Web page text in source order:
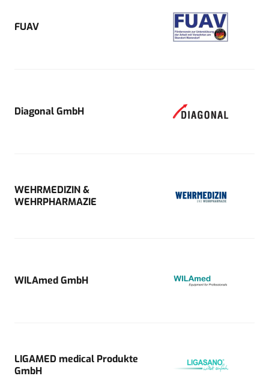
FUAV
Diagonal GmbH
WEHRMEDIZIN &
WEHRPHARMAZIE
WILAmed GmbH
LIGAMED medical Produkte
GmbH